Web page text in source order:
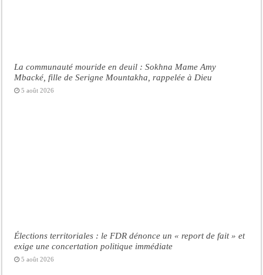
La communauté mouride en deuil : Sokhna Mame Amy
Mbacké, fille de Serigne Mountakha, rappelée à Dieu
5 août 2026
Élections territoriales : le FDR dénonce un « report de fait » et
exige une concertation politique immédiate
5 août 2026